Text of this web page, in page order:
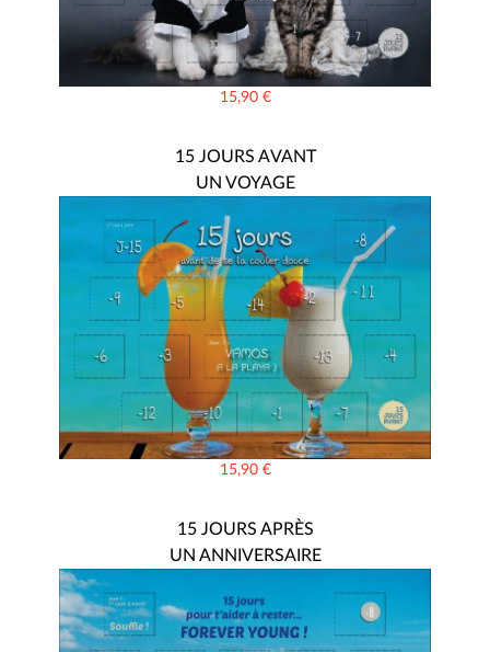
15,90 €
15 JOURS AVANT
UN VOYAGE
15,90 €
15 JOURS APRÈS
UN ANNIVERSAIRE